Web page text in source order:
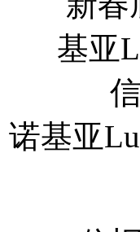
诺基亚